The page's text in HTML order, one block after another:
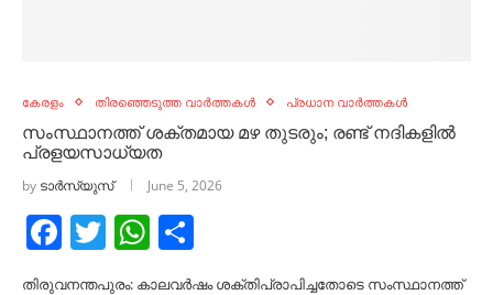
കേരളം തിരഞ്ഞെടുത്ത വാർത്തകൾ പ്രധാന വാർത്തകൾ
സംസ്ഥാനത്ത് ശക്തമായ മഴ തുടരും; രണ്ട് നദികളില്‍
പ്രളയസാധ്യത
by ടാർസ്യുസ് June 5, 2026
Facebook
TwitterWhatsApp
തിരുവനന്തപുരം: കാലവർഷം ശക്തിപ്രാപിച്ചതോടെ സംസ്ഥാനത്ത്